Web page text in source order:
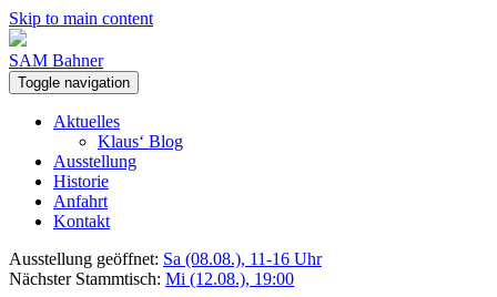
Skip to main content
SAM Bahner
Toggle navigation
Aktuelles
Klaus‘ Blog
Ausstellung
Historie
Anfahrt
Kontakt
Ausstellung geöffnet: Sa (08.08.), 11-16 Uhr
Nächster Stammtisch: Mi (12.08.), 19:00